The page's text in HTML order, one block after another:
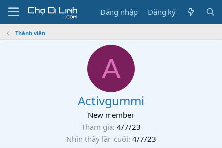
Đăng nhập Đăng ký
Thành viên
A
Activgummi
New member
Tham gia 4/7/23
Nhìn thấy lần cuối 4/7/23